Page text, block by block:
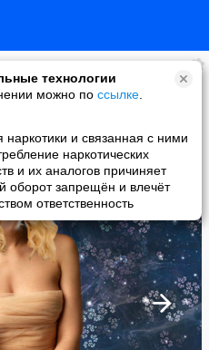
технологии
можно по ссылке
наркотики и связанная с ними
наркотических
и их аналогов причиняет
оборот запрещён и влечёт
ответственность